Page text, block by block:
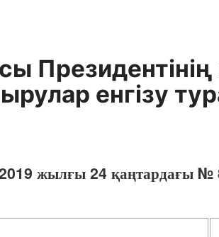
енгізу
2019 жылғы 24 қаңтардағы